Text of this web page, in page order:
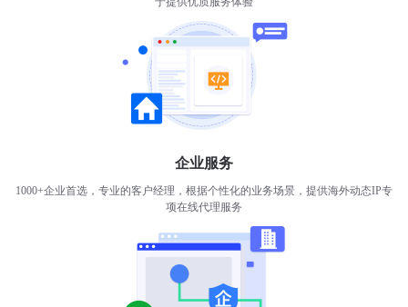
企业服务
1000+企业首选，专业的客户经理，根据个性化的业务场景，提供海外动态IP专
项在线代理服务